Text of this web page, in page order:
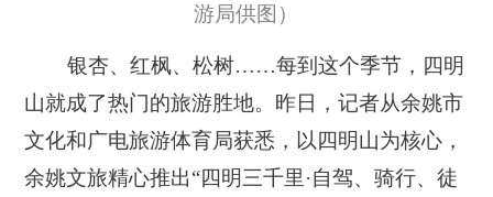
游局供图）
银杏、红枫、松树……每到这个季节，四明
山就成了热门的旅游胜地。昨日，记者从余姚市
文化和广电旅游体育局获悉，以四明山为核心，
余姚文旅精心推出“四明三千里·自驾、骑行、徒